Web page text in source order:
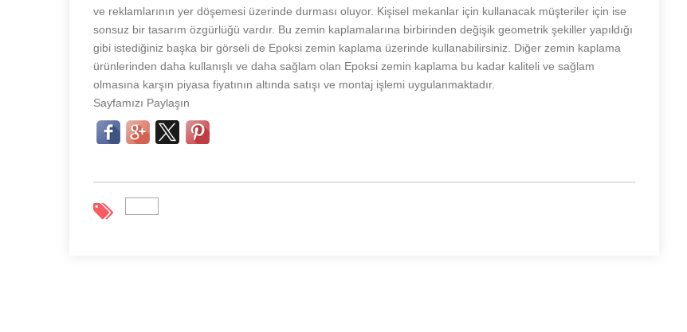
ve reklamlarının yer döşemesi üzerinde durması oluyor. Kişisel mekanlar için kullanacak müşteriler için ise
sonsuz bir tasarım özgürlüğü vardır. Bu zemin kaplamalarına birbirinden değişik geometrik şekiller yapıldığı
gibi istediğiniz başka bir görseli de Epoksi zemin kaplama üzerinde kullanabilirsiniz. Diğer zemin kaplama
ürünlerinden daha kullanışlı ve daha sağlam olan Epoksi zemin kaplama bu kadar kaliteli ve sağlam
olmasına karşın piyasa fiyatının altında satışı ve montaj işlemi uygulanmaktadır.
Sayfamızı Paylaşın